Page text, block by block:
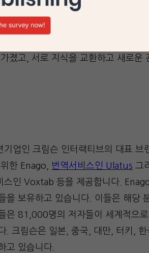
류가 매우 흥미롭고 재미있었다”고
결하여 지식과 자원을 개발하고 확산
는 “많은 훌륭한 연사들 덕분에
졌고, 서로 지식을 교환하고 새로운
기업인 크림슨 인터랙티브의 대표 브
한 Enago, 번역서비스인 Ulatus 그
인 Voxtab 등을 제공합니다.
을 보유하고 있습니다. 이들은 해당
은 81,000명의 저자들이 세계적으
. 크림슨은 일본, 중국, 대만, 터키,
고 있습니다.